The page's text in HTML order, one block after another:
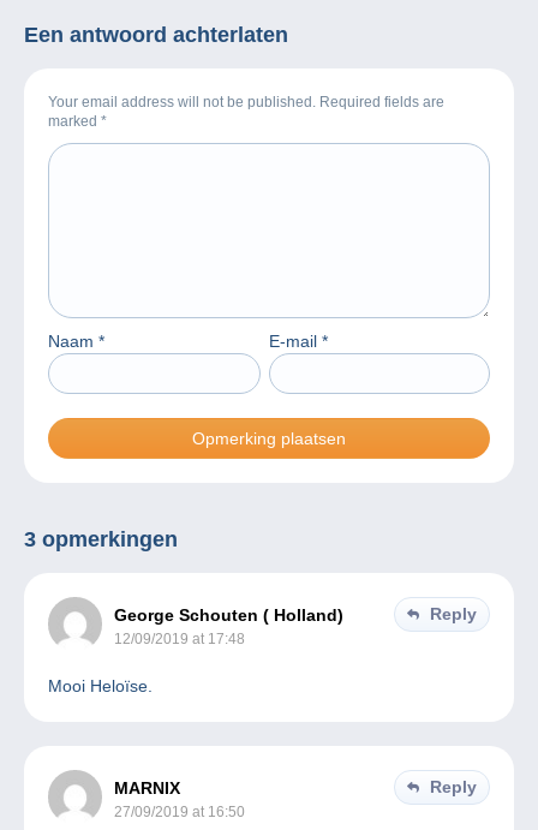
Een antwoord achterlaten
Your email address will not be published. Required fields are
marked *
Naam * E-mail *
3 opmerkingen
George Schouten ( Holland)
12/09/2019 at 17:48
Reply
Mooi Heloïse.
MARNIX
27/09/2019 at 16:50
Reply